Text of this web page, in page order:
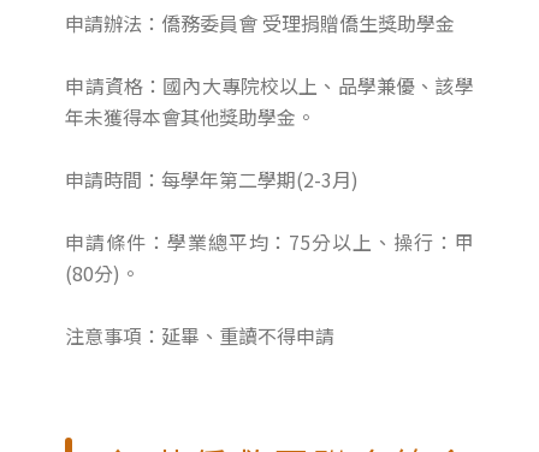
申請辦法：僑務委員會 受理捐贈僑生獎助學金
申請資格：國內大專院校以上、品學兼優、該學
年未獲得本會其他獎助學金。
申請時間：每學年第二學期(2-3月)
申請條件：學業總平均：75分以上、操行：甲
(80分)。
注意事項：延畢、重讀不得申請